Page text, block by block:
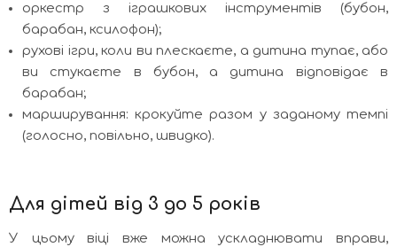
оркестр з іграшкових інструментів (бубон,
барабан, ксилофон);
рухові ігри, коли ви плескаєте, а дитина тупає, або
ви стукаєте в бубон, а дитина відповідає в
барабан;
марширування: крокуйте разом у заданому темпі
(голосно, повільно, швидко).
Для дітей від 3 до 5 років
У цьому віці вже можна ускладнювати вправи,